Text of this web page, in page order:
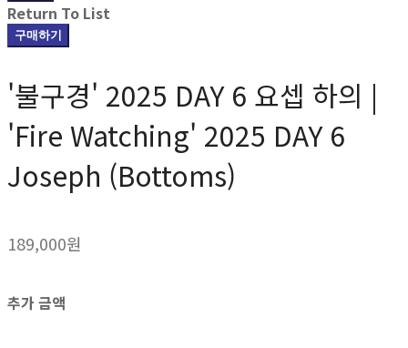
Return To List
구매하기
'불구경' 2025 DAY 6 요셉 하의 |
'Fire Watching' 2025 DAY 6
Joseph (Bottoms)
189,000원
추가 금액